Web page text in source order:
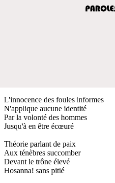
L'innocence des foules informes
N'applique aucune identité
Par la volonté des hommes
Jusqu'à en être écœuré
Théorie parlant de paix
Aux ténèbres succomber
Devant le trône élevé
Hosanna! sans pitié